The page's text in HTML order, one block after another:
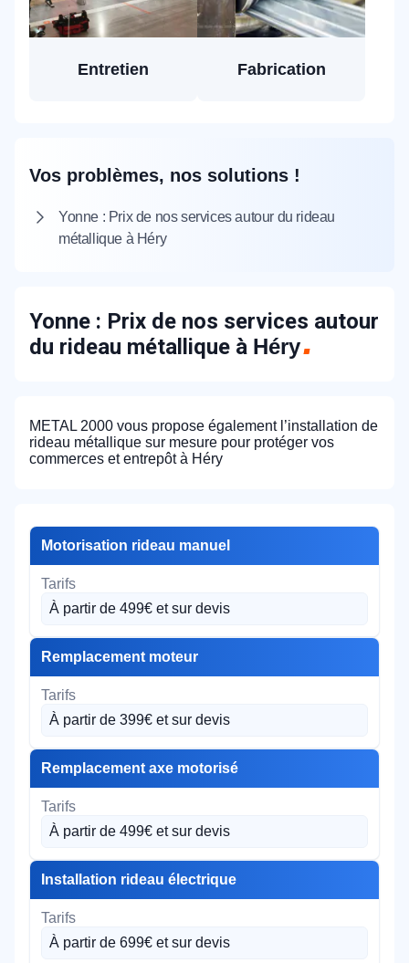
Entretien Fabrication
Vos problèmes, nos solutions !
Yonne : Prix de nos services autour du rideau
métallique à Héry
Yonne : Prix de nos services autour
du rideau métallique à Héry
METAL 2000 vous propose également l’installation de
rideau métallique sur mesure pour protéger vos
commerces et entrepôt à Héry
Motorisation rideau manuel
À partir de 499€ et sur devis
Remplacement moteur
À partir de 399€ et sur devis
Remplacement axe motorisé
À partir de 499€ et sur devis
Installation rideau électrique
À partir de 699€ et sur devis